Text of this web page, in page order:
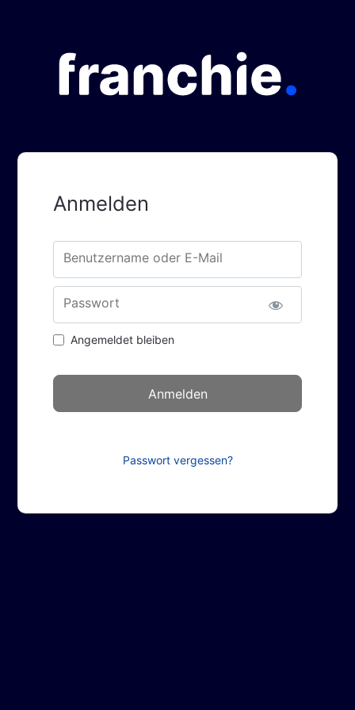
Anmelden
Benutzername oder E-Mail
Passwort
Angemeldet bleiben
Passwort vergessen?